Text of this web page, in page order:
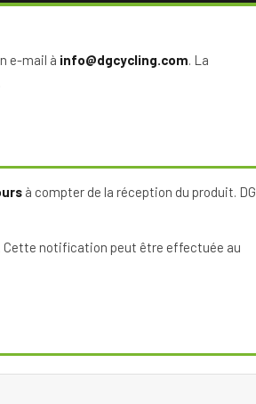
e-mail à info@dgcycling.com. La
à compter de la réception du produit. DG
Cette notification peut être effectuée au